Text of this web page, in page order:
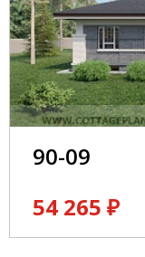
90-09
54 265 ₽